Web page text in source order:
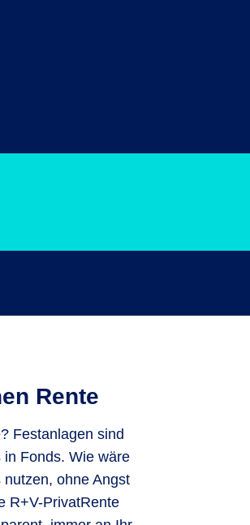
Rente
Festanlagen sind
Fonds. Wie wäre
ohne Angst
R+V-PrivatRente